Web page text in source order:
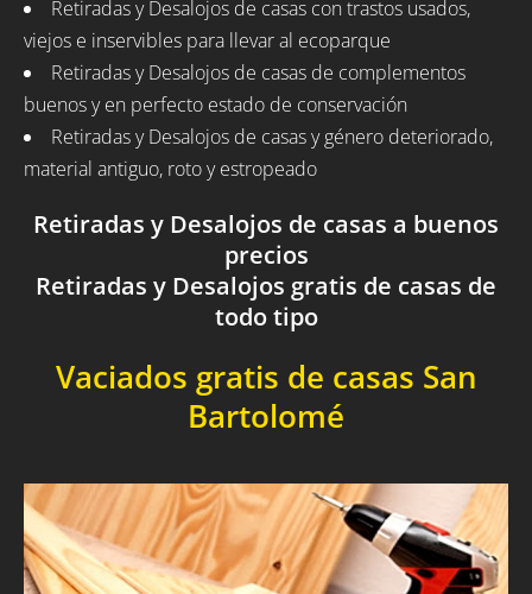
Retiradas y Desalojos de casas con trastos usados,
viejos e inservibles para llevar al ecoparque
Retiradas y Desalojos de casas de complementos
buenos y en perfecto estado de conservación
Retiradas y Desalojos de casas y género deteriorado,
material antiguo, roto y estropeado
Retiradas y Desalojos de casas a buenos
precios
Retiradas y Desalojos gratis de casas de
todo tipo
Vaciados gratis de casas San
Bartolomé